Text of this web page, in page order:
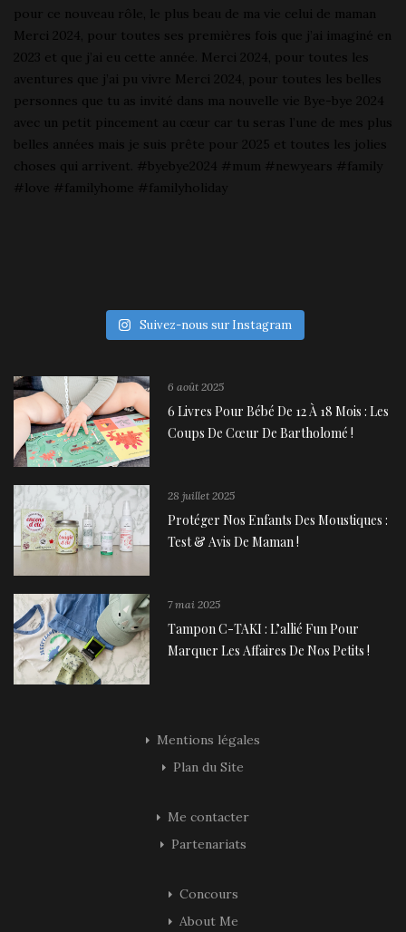
Suivez-nous sur Instagram
6 août 2025
6 Livres Pour Bébé De 12 À 18 Mois : Les
Coups De Cœur De Bartholomé !
28 juillet 2025
Protéger Nos Enfants Des Moustiques :
Test & Avis De Maman !
7 mai 2025
Tampon C-TAKI : L’allié Fun Pour
Marquer Les Affaires De Nos Petits !
Mentions légales
Plan du Site
Me contacter
Partenariats
Concours
About Me